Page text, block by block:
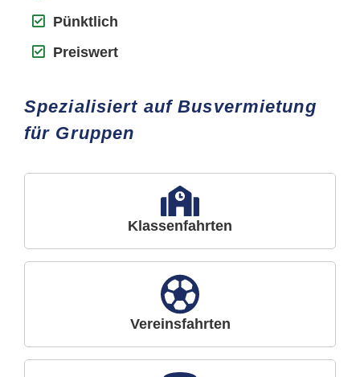
Pünktlich
Preiswert
Spezialisiert auf Busvermietung
für Gruppen
Klassenfahrten
Vereinsfahrten